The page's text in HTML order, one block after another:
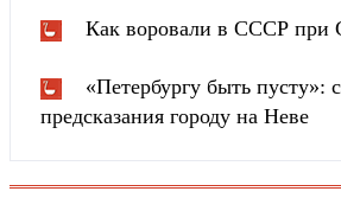
Как воровали в СССР при
«Петербургу быть пусту»:
предсказания городу на Неве